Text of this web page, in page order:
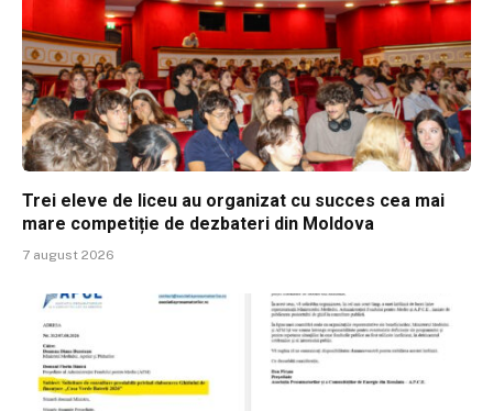
Trei eleve de liceu au organizat cu succes cea mai
mare competiție de dezbateri din Moldova
7 august 2026